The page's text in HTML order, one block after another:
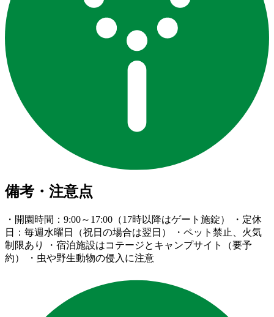
備考・注意点
・開園時間：9:00～17:00（17時以降はゲート施錠） ・定休
日：毎週水曜日（祝日の場合は翌日） ・ペット禁止、火気
制限あり ・宿泊施設はコテージとキャンプサイト（要予
約） ・虫や野生動物の侵入に注意